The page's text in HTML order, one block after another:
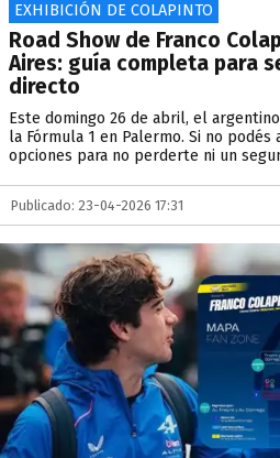
EXHIBICIÓN DE COLAPINTO
Road Show de Franco
Aires: guía completa para
directo
Este domingo 26 de abril, el
la Fórmula 1 en Palermo. Si no
opciones para no perderte ni un
Publicado: 23-04-2026 17:31